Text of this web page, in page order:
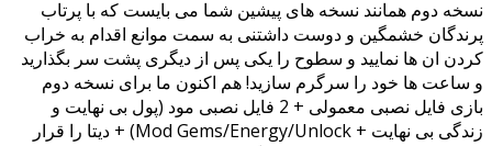
نسخه دوم همانند نسخه های پیشین شما می بایست که با پرتاب
پرندگان خشمگین و دوست داشتنی به سمت موانع اقدام به خراب
کردن ان ها نمایید و سطوح را یکی پس از دیگری پشت سر بگذارید
و ساعت ها خود را سرگرم سازید! هم اکنون ما برای نسخه دوم
بازی فایل نصبی معمولی + 2 فایل نصبی مود (پول بی نهایت و
زندگی بی نهایت + Mod Gems/Energy/Unlock) + دیتا را قرار